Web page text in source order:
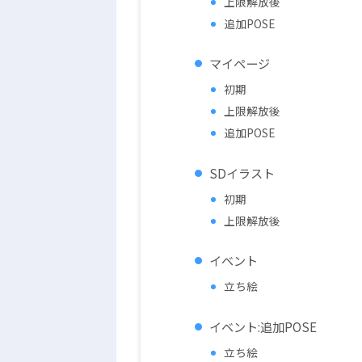
追加POSE
マイページ
初期
上限解放後
追加POSE
SDイラスト
初期
上限解放後
イベント
立ち絵
イベント:追加POSE
立ち絵